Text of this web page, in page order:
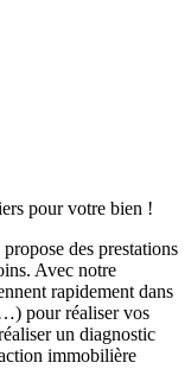
pour votre bien !
des prestations
Avec notre
rapidement dans
pour réaliser vos
un diagnostic
immobilière